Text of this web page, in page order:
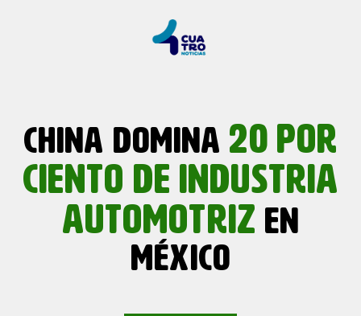
CHINA DOMINA 20 POR
CIENTO DE INDUSTRIA
AUTOMOTRIZ EN
MÉXICO